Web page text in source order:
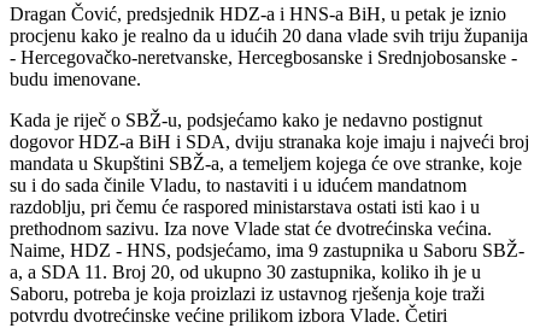
Dragan Čović, predsjednik HDZ-a i HNS-a BiH, u petak je iznio
procjenu kako je realno da u idućih 20 dana vlade svih triju županija
- Hercegovačko-neretvanske, Hercegbosanske i Srednjobosanske -
budu imenovane.
Kada je riječ o SBŽ-u, podsjećamo kako je nedavno postignut
dogovor HDZ-a BiH i SDA, dviju stranaka koje imaju i najveći broj
mandata u Skupštini SBŽ-a, a temeljem kojega će ove stranke, koje
su i do sada činile Vladu, to nastaviti i u idućem mandatnom
razdoblju, pri čemu će raspored ministarstava ostati isti kao i u
prethodnom sazivu. Iza nove Vlade stat će dvotrećinska većina.
Naime, HDZ - HNS, podsjećamo, ima 9 zastupnika u Saboru SBŽ-
a, a SDA 11. Broj 20, od ukupno 30 zastupnika, koliko ih je u
Saboru, potreba je koja proizlazi iz ustavnog rješenja koje traži
potvrdu dvotrećinske većine prilikom izbora Vlade. Četiri